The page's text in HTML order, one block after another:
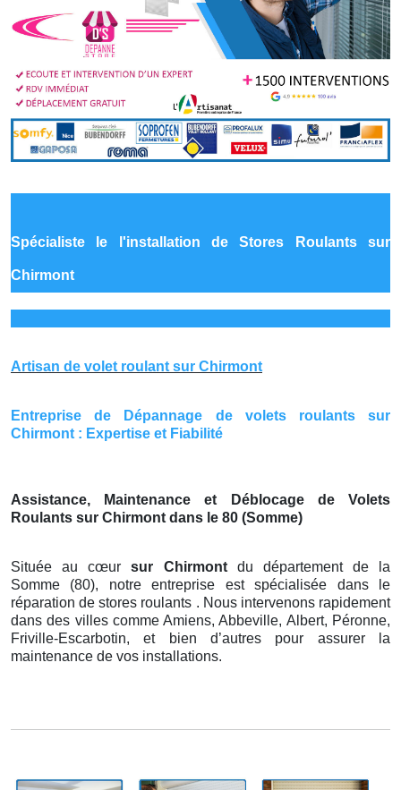
Spécialiste le l'installation de Stores Roulants sur
Chirmont
Artisan de volet roulant sur Chirmont
Entreprise de Dépannage de volets roulants sur
Chirmont : Expertise et Fiabilité
Assistance, Maintenance et Déblocage de Volets
Roulants sur Chirmont dans le 80 (Somme)
Située au cœursur Chirmont du département de la
Somme (80), notre entreprise est spécialisée dans le
réparation de stores roulants . Nous intervenons rapidement
dans des villes comme Amiens, Abbeville, Albert, Péronne,
Friville-Escarbotin, et bien d’autres pour assurer la
maintenance de vos installations.